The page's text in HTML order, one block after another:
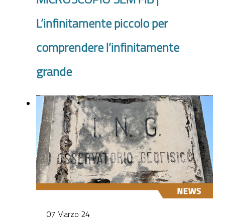
L’infinitamente piccolo per
comprendere l’infinitamente
grande
07 Marzo 24